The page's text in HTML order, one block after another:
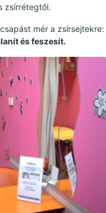
zsírrétegtől.
mér a zsírsejtekre:
és feszesít.